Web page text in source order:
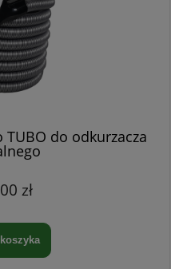
TUBO do odkurzacza
zł